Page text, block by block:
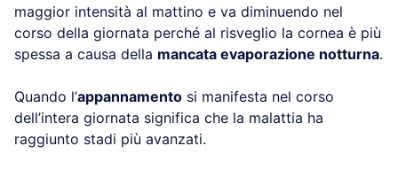
maggior intensità al mattino e va diminuendo nel
corso della giornata perché al risveglio la cornea è più
spessa a causa della mancata evaporazione notturna.
Quando l’appannamento si manifesta nel corso
dell’intera giornata significa che la malattia ha
raggiunto stadi più avanzati.